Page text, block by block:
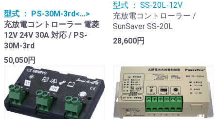
型式 ： PS-30M-3rd<...>
充放電コントローラー 電菱
12V 24V 30A 対応 / PS-
30M-3rd
50,050円
型式 ： SS-20L-12V
充放電コントローラー /
SunSaver SS-20L
28,600円